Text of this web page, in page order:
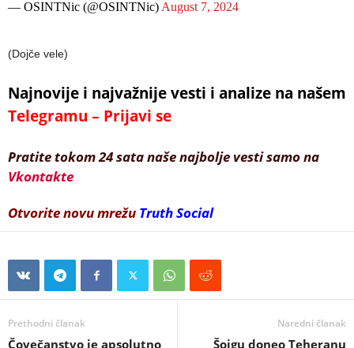
— OSINTNic (@OSINTNic) August 7, 2024
(Dojče vele)
Najnovije i najvažnije vesti i analize na našem
Telegramu – Prijavi se
Pratite tokom 24 sata naše najbolje vesti samo na
Vkontakte
Otvorite novu mrežu Truth Social
Prethodni članak
Čovečanstvo je apsolutno
Naredni članak
Šojgu doneo Teheranu